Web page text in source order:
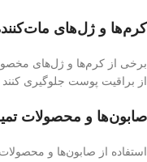
کرم‌ها و ژل‌های
برخی از کرم‌ها و ژل‌های
از براقیت پوست جلوگیری
صابون‌ها و محصولات
استفاده از صابون‌ها و